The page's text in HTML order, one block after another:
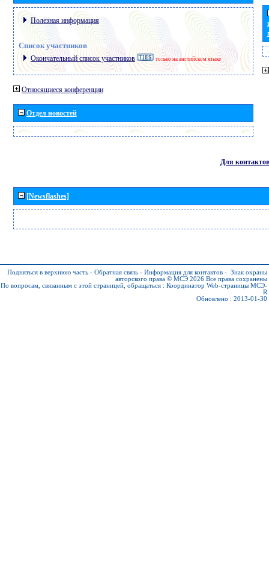
Полезная информация
Список участников
Окончательный список участников только на английском языке
Относящиеся конференции
Отдел новостей
Для контактов
[Newsflashes]
Подняться в верхнюю часть - Обратная связь - Информация для контактов - Знак охраны
авторского права © МСЭ 2026 Все права сохранены
По вопросам, связанным с этой страницей, обращаться : Координатор Web-страницы МСЭ-
R
Обновлено : 2013-01-30